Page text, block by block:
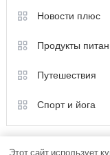
Новости плюс
Продукты
Путешествия
Спорт и йога
Этот сайт использует